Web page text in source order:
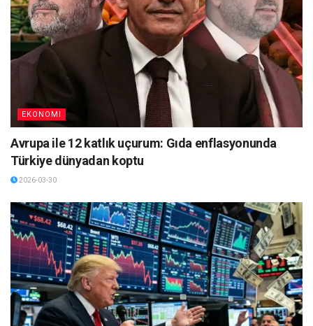
EKONOMI
Avrupa ile 12 katlık uçurum: Gıda enflasyonunda
Türkiye dünyadan koptu
2026-03-30